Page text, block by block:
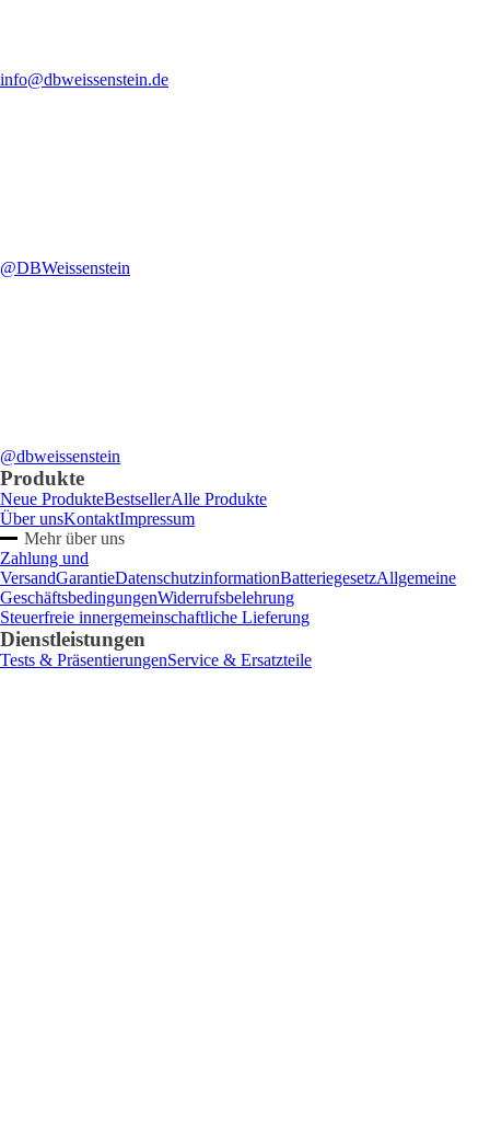
info@dbweissenstein.de
@DBWeissenstein
@dbweissenstein
Produkte
Neue ProdukteBestsellerAlle Produkte
Über unsKontaktImpressum
Mehr über uns
Zahlung und
VersandGarantieDatenschutzinformationBatteriegesetzAllgemeine
GeschäftsbedingungenWiderrufsbelehrung
Steuerfreie innergemeinschaftliche Lieferung
Dienstleistungen
Tests & PräsentierungenService & Ersatzteile